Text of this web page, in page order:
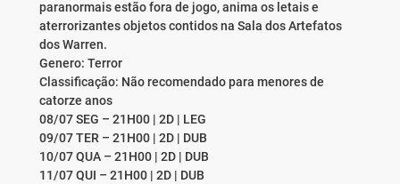
paranormais estão fora de jogo, anima os letais e
aterrorizantes objetos contidos na Sala dos Artefatos
dos Warren.
Genero: Terror
Classificação: Não recomendado para menores de
catorze anos
08/07 SEG – 21H00 | 2D | LEG
09/07 TER – 21H00 | 2D | DUB
10/07 QUA – 21H00 | 2D | DUB
11/07 QUI – 21H00 | 2D | DUB